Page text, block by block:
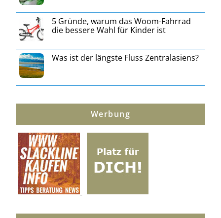
5 Gründe, warum das Woom-Fahrrad
die bessere Wahl für Kinder ist
Was ist der längste Fluss Zentralasiens?
Werbung